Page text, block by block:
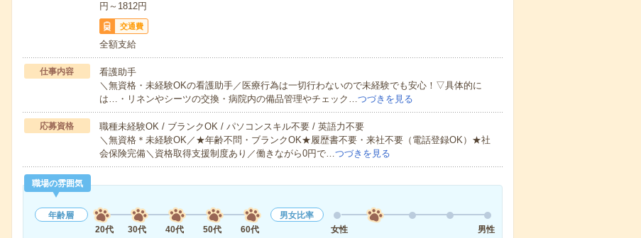
円～1812円
交通費
全額支給
仕事内容
看護助手
＼無資格・未経験OKの看護助手／医療行為は一切行わないので未経験でも安心！▽具体的に
は…・リネンやシーツの交換・病院内の備品管理やチェック…つづきを見る
応募資格
職種未経験OK / ブランクOK / パソコンスキル不要 / 英語力不要
＼無資格＊未経験OK／★年齢不問・ブランクOK★履歴書不要・来社不要（電話登録OK）★社
会保険完備＼資格取得支援制度あり／働きながら0円で…つづきを見る
職場の雰囲気
年齢層
20代
30代 40代 50代 60代
男女比率
女性
男性